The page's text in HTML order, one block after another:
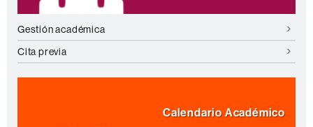
Gestión académica
Cita previa
Calendario Académico